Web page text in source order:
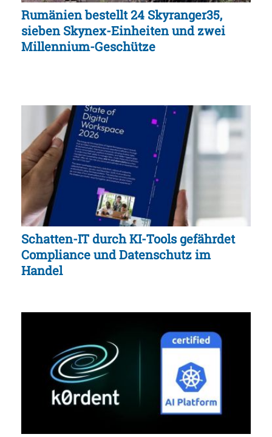
Rumänien bestellt 24 Skyranger35,
sieben Skynex-Einheiten und zwei
Millennium-Geschütze
Schatten-IT durch KI-Tools gefährdet
Compliance und Datenschutz im
Handel